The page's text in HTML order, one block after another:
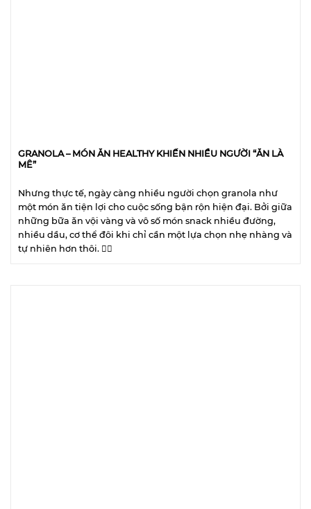
GRANOLA – MÓN ĂN HEALTHY KHIẾN NHIỀU NGƯỜI “ĂN LÀ
MÊ”
Nhưng thực tế, ngày càng nhiều người chọn granola như
một món ăn tiện lợi cho cuộc sống bận rộn hiện đại. Bởi giữa
những bữa ăn vội vàng và vô số món snack nhiều đường,
nhiều dầu, cơ thể đôi khi chỉ cần một lựa chọn nhẹ nhàng và
tự nhiên hơn thôi. 😮‍💨